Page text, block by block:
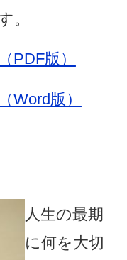
。
PDF版）
Word版）
人生の最期
に何を大切